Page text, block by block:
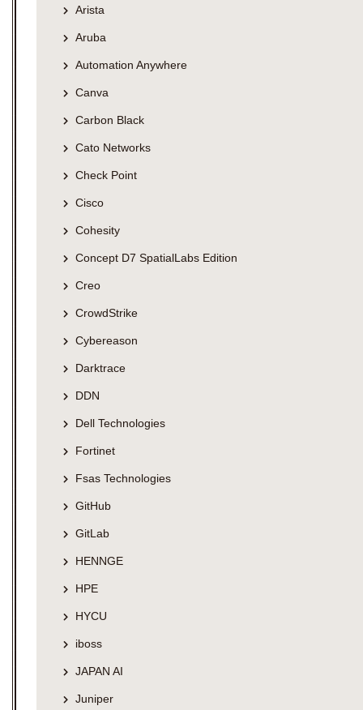
Arista
Aruba
Automation Anywhere
Canva
Carbon Black
Cato Networks
Check Point
Cisco
Cohesity
Concept D7 SpatialLabs Edition
Creo
CrowdStrike
Cybereason
Darktrace
DDN
Dell Technologies
Fortinet
Fsas Technologies
GitHub
GitLab
HENNGE
HPE
HYCU
iboss
JAPAN AI
Juniper